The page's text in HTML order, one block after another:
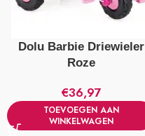
Dolu Barbie Driewieler
Roze
€36,97
TOEVOEGEN AAN
WINKELWAGEN